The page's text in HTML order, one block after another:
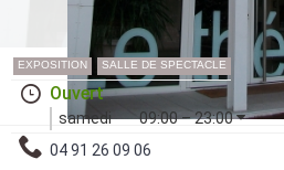
EXPOSITION SALLE DE SPECTACLE
Ouvert
samedi
09:00 – 23:00
04 91 26 09 06